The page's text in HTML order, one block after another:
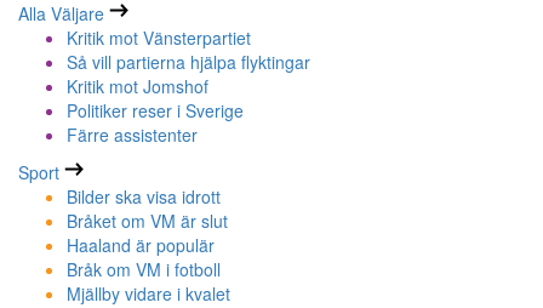
Alla Väljare
Kritik mot Vänsterpartiet
Så vill partierna hjälpa flyktingar
Kritik mot Jomshof
Politiker reser i Sverige
Färre assistenter
Sport
Bilder ska visa idrott
Bråket om VM är slut
Haaland är populär
Bråk om VM i fotboll
Mjällby vidare i kvalet